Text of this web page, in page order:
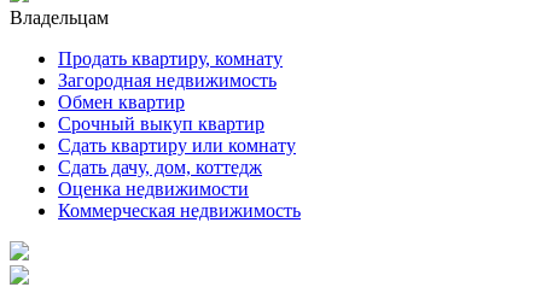
Владельцам
Продать квартиру, комнату
Загородная недвижимость
Обмен квартир
Срочный выкуп квартир
Сдать квартиру или комнату
Сдать дачу, дом, коттедж
Оценка недвижимости
Коммерческая недвижимость